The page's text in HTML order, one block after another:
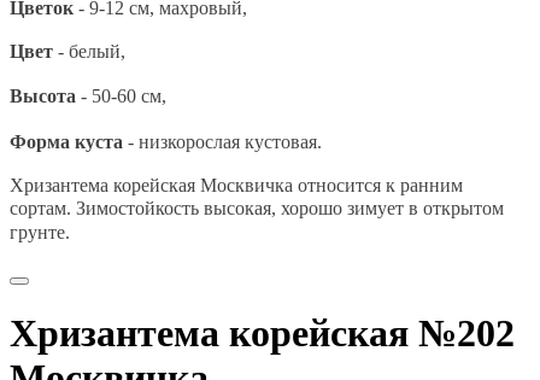
Цветок - 9-12 см, махровый,
Цвет - белый,
Высота - 50-60 см,
Форма куста - низкорослая кустовая.
Хризантема корейская Москвичка относится к ранним
сортам. Зимостойкость высокая, хорошо зимует в открытом
грунте.
Хризантема корейская №202